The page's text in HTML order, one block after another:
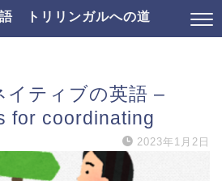
トリリンガルへの道
ティブの英語 –
for coordinating
2023年1月2日